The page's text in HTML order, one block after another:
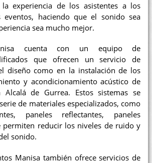
experiencia de los asistentes a los
eventos, haciendo que el sonido sea
sea mucho mejor.
cuenta con un equipo de
que ofrecen un servicio de
diseño como en la instalación de los
y acondicionamiento acústico de
Alcalá de Gurrea. Estos sistemas se
de materiales especializados, como
paneles reflectantes, paneles
permiten reducir los niveles de ruido y
sonido.
Manisa también ofrece servicios de